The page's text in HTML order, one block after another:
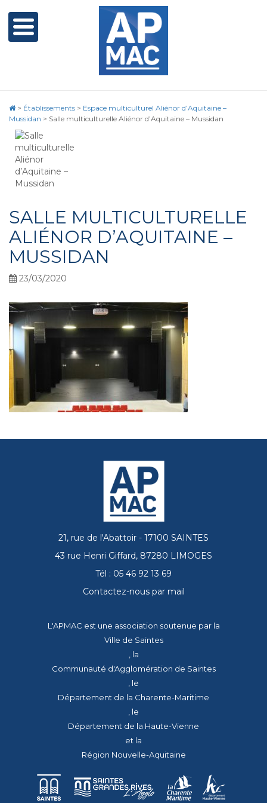
> Établissements > Espace multiculturel Aliénor d’Aquitaine –
Mussidan > Salle multiculturelle Aliénor d’Aquitaine – Mussidan
SALLE MULTICULTURELLE
ALIÉNOR D’AQUITAINE –
MUSSIDAN
23/03/2020
21, rue de l'Abattoir - 17100 SAINTES
43 rue Henri Giffard, 87280 LIMOGES
Tél : 05 46 92 13 69
Contactez-nous par mail
L'APMAC est une association soutenue par la
Ville de Saintes
, la
Communauté d'Agglomération de Saintes
, le
Département de la Charente-Maritime
, le
Département de la Haute-Vienne
et la
Région Nouvelle-Aquitaine